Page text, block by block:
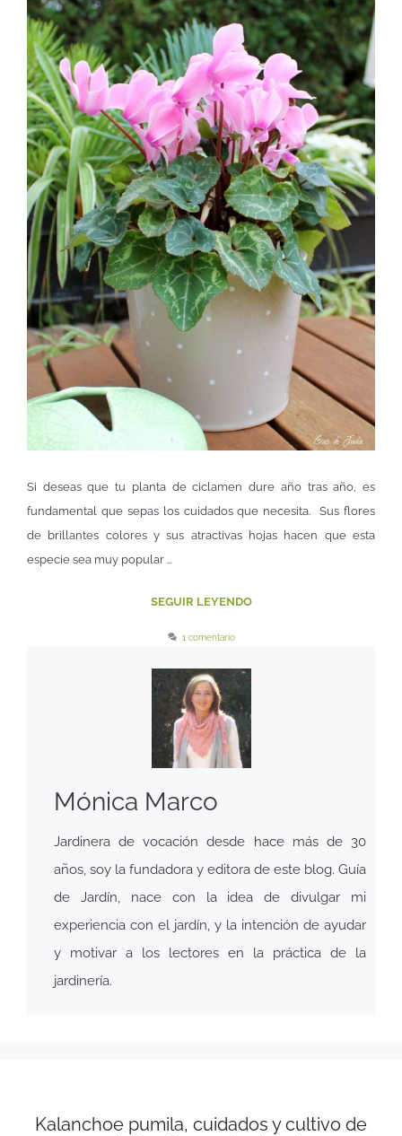
Si deseas que tu planta de ciclamen dure año tras año, es
fundamental que sepas los cuidados que necesita. Sus flores
de brillantes colores y sus atractivas hojas hacen que esta
especie sea muy popular …
SEGUIR LEYENDO
1 comentario
Mónica Marco
Jardinera de vocación desde hace más de 30
años, soy la fundadora y editora de este blog. Guía
de Jardín, nace con la idea de divulgar mi
experiencia con el jardín, y la intención de ayudar
y motivar a los lectores en la práctica de la
jardinería.
Kalanchoe pumila, cuidados y cultivo de